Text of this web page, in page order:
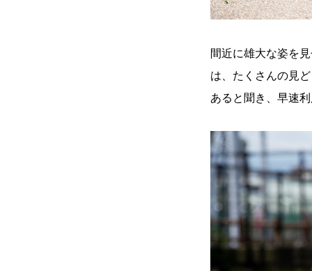
間近に雄大な姿を
は、たくさんの見
あると聞き、早速